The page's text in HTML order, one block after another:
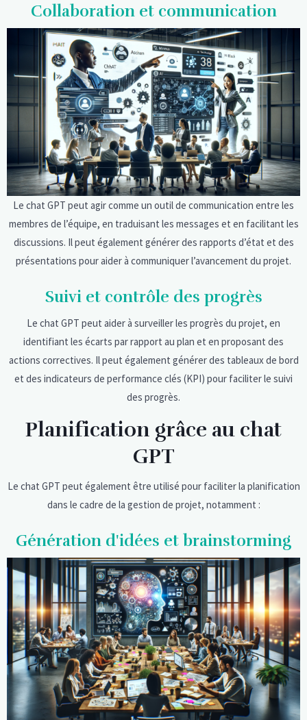
Collaboration et communication
Le chat GPT peut agir comme un outil de communication entre les
membres de l’équipe, en traduisant les messages et en facilitant les
discussions. Il peut également générer des rapports d’état et des
présentations pour aider à communiquer l’avancement du projet.
Suivi et contrôle des progrès
Le chat GPT peut aider à surveiller les progrès du projet, en
identifiant les écarts par rapport au plan et en proposant des
actions correctives. Il peut également générer des tableaux de bord
et des indicateurs de performance clés (KPI) pour faciliter le suivi
des progrès.
Planification grâce au chat
GPT
Le chat GPT peut également être utilisé pour faciliter la planification
dans le cadre de la gestion de projet, notamment :
Génération d'idées et brainstorming